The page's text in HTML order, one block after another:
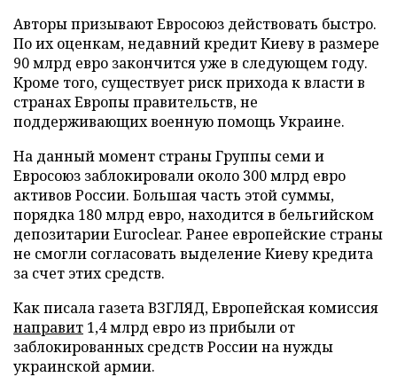
Авторы призывают Евросоюз действовать быстро.
По их оценкам, недавний кредит Киеву в размере
90 млрд евро закончится уже в следующем году.
Кроме того, существует риск прихода к власти в
странах Европы правительств, не
поддерживающих военную помощь Украине.
На данный момент страны Группы семи и
Евросоюз заблокировали около 300 млрд евро
активов России. Большая часть этой суммы,
порядка 180 млрд евро, находится в бельгийском
депозитарии Euroclear. Ранее европейские страны
не смогли согласовать выделение Киеву кредита
за счет этих средств.
Как писала газета ВЗГЛЯД, Европейская комиссия
направит 1,4 млрд евро из прибыли от
заблокированных средств России на нужды
украинской армии.